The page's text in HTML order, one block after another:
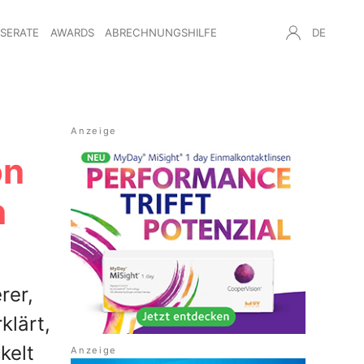
AWARDS ABRECHNUNGSHILFE DE